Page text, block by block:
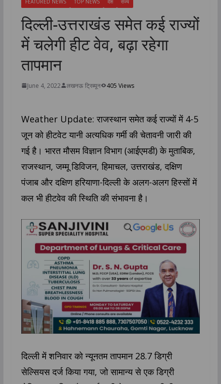
दिल्ली-उत्तराखंड समेत कई राज्यों
में चलेगी हीट वेव, बढ़ा रहेगा
तापमान
June 4, 2022 लखनऊ ट्रिब्यून 405 Views
Weather Update: राजस्थान समेत कई राज्यों में 4-5
जून को हीटवेट यानी अत्यधिक गर्मी की चेतावनी जारी की
गई है। भारत मौसम विज्ञान विभाग (आईएमडी) के मुताबिक,
राजस्थान, जम्मू डिविजन, हिमाचल, उत्तराखंड, दक्षिण
पंजाब और दक्षिण हरियाणा-दिल्ली के अलग-अलग हिस्सों में
कल भी हीटवेव की स्थिति की संभावना है।
दिल्ली में शनिवार को न्यूनतम तापमान 28.7 डिग्री
सेल्सियस दर्ज किया गया, जो सामान्य से एक डिग्री